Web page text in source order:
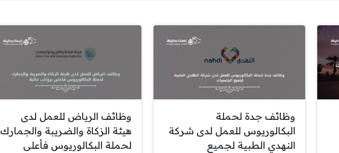
وظائف جدة لحملة
البكالوريوس للعمل لدى شركة
النهدي الطبية لجميع
وظائف الرياض للعمل لدى
هيئة الزكاة والضريبة والجمارك
لحملة البكالوريوس فأعلى